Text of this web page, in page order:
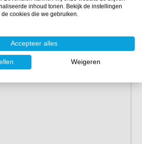
130
inhoud tonen. Bekijk de instellingen
cookies die we gebruiken.
Accepteer alles
Weigeren